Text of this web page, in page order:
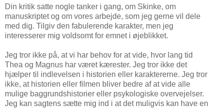
Din kritik satte nogle tanker i gang, om Skinke, om
manuskriptet og om vores arbejde, som jeg gerne vil dele
med dig. Tilgiv den fabulerende karakter, men jeg
interesserer mig voldsomt for emnet i øjeblikket.
Jeg tror ikke på, at vi har behov for at vide, hvor lang tid
Thea og Magnus har været kærester. Jeg tror ikke det
hjælper til indlevelsen i historien eller karaktererne. Jeg tror
ikke, at historien eller filmen bliver bedre af at vide alle
mulige baggrundshistorier eller psykologiske overvejelser.
Jeg kan sagtens sætte mig ind i at det muligvis kan have en